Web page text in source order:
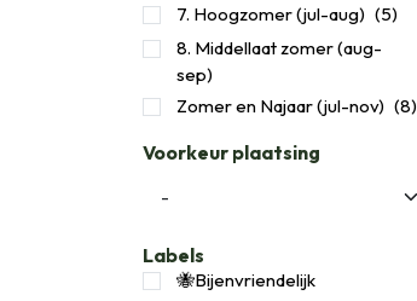
7. Hoogzomer (jul-aug) (5)
8. Middellaat zomer (aug-
sep)
Zomer en Najaar (jul-nov) (8)
Voorkeur plaatsing
Labels
🐝Bijenvriendelijk